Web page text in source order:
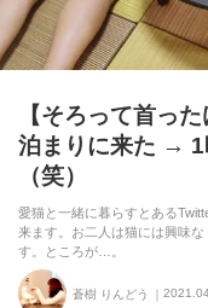
【そろって首っ
泊まりに来た →
（笑）
愛猫と一緒に暮らすとある
来ます。お二人は猫には興味
す。ところが…。
蒼樹 りんどう